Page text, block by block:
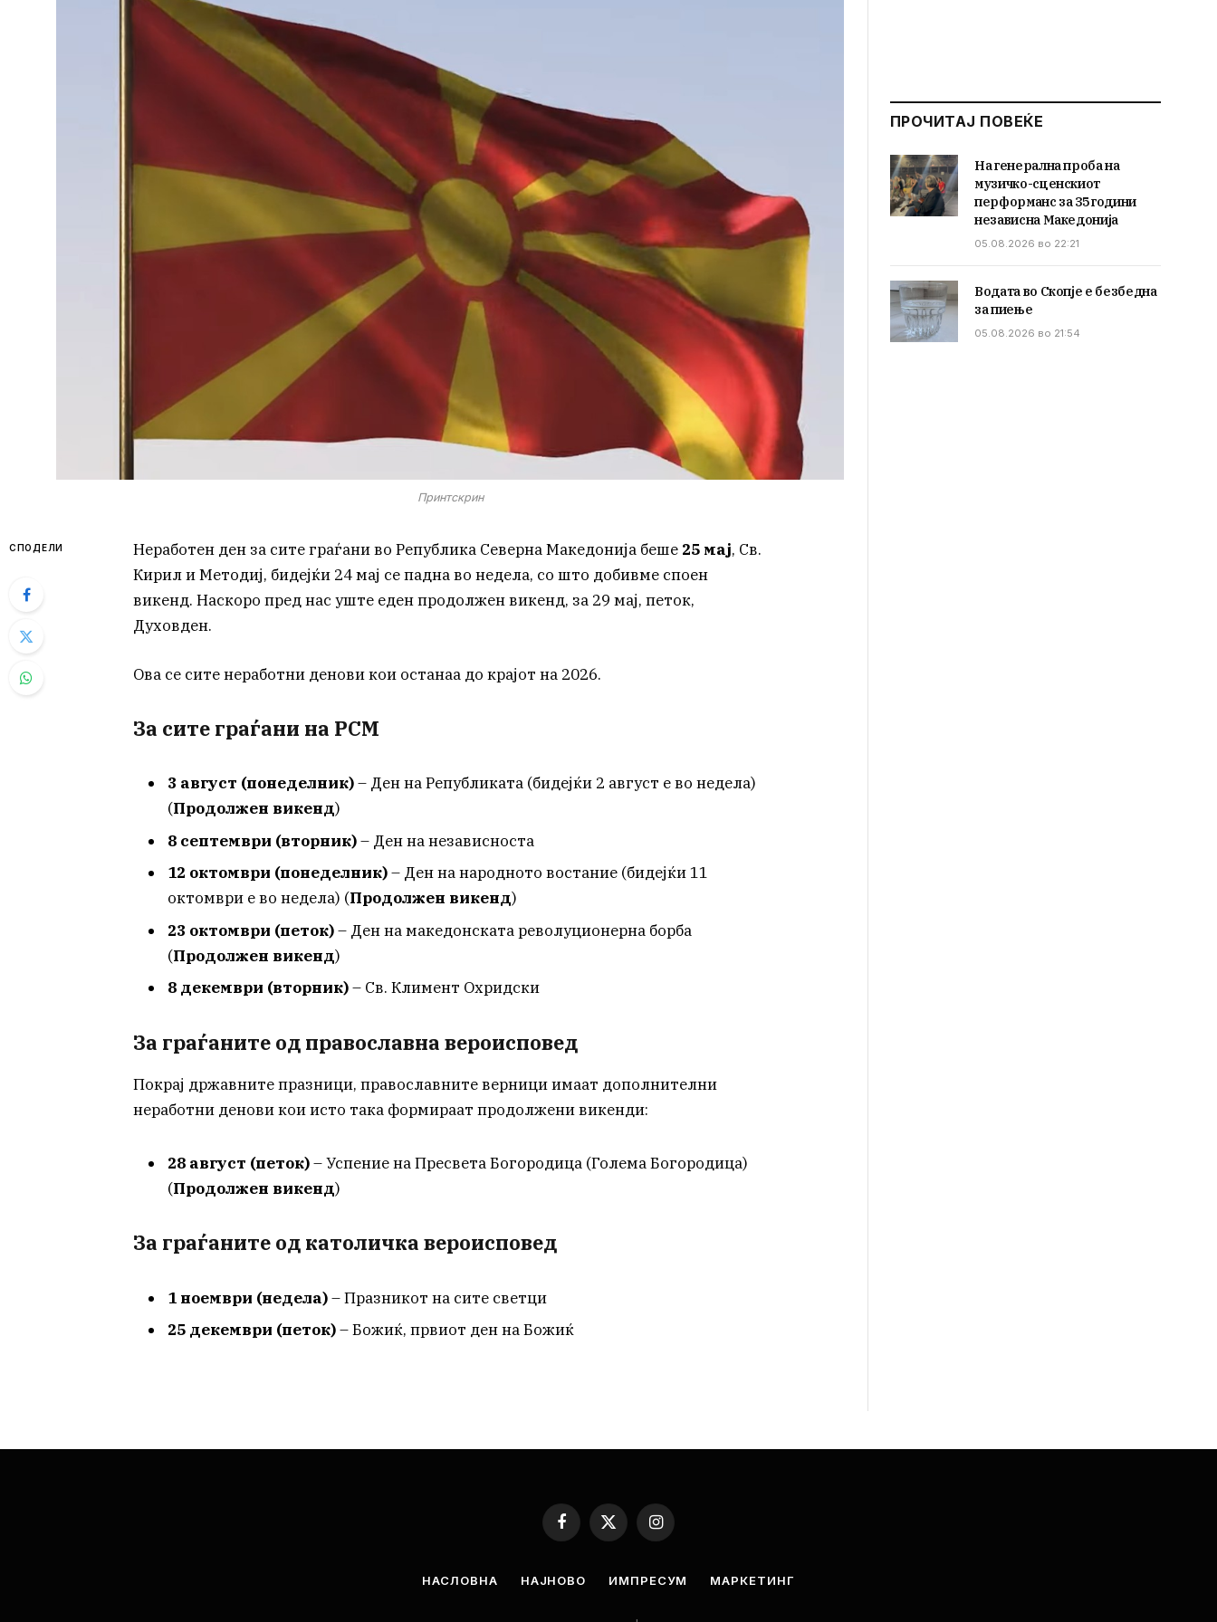
Принтскрин
СПОДЕЛИ Неработен ден за сите граѓани во Република Северна Македонија беше 25 мај, Св.
Кирил и Методиј, бидејќи 24 мај се падна во недела, со што добивме споен
викенд. Наскоро пред нас уште еден продолжен викенд, за 29 мај, петок,
Духовден.
Ова се сите неработни денови кои останаа до крајот на 2026.
За сите граѓани на РСМ
3 август (понеделник)– Ден на Републиката (бидејќи 2 август е во недела)
(Продолжен викенд)
8 септември (вторник)– Ден на независноста
12 октомври (понеделник)– Ден на народното востание (бидејќи 11
октомври е во недела) (Продолжен викенд)
23 октомври (петок)– Ден на македонската револуционерна борба
(Продолжен викенд)
8 декември (вторник)– Св. Климент Охридски
За граѓаните од православна вероисповед
Покрај државните празници, православните верници имаат дополнителни
неработни денови кои исто така формираат продолжени викенди:
28 август (петок)– Успение на Пресвета Богородица (Голема Богородица)
(Продолжен викенд)
За граѓаните од католичка вероисповед
1 ноември (недела)– Празникот на сите светци
25 декември (петок)– Божиќ, првиот ден на Божиќ
ПРОЧИТАЈ ПОВЕЌЕ
На генерална проба на
музичко-сценскиот
перформанс за 35 години
независна Македонија
05.08.2026 во 22:21
Водата во Скопје е безбедна
за пиење
05.08.2026 во 21:54
Facebook
X
(Twitter)
Instagram
НАСЛОВНА НАЈНОВО ИМПРЕСУМ МАРКЕТИНГ